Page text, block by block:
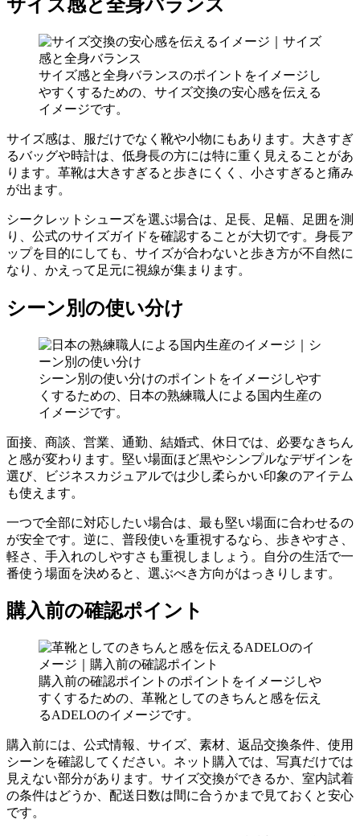
サイズ感と全身バランス
サイズ感と全身バランスのポイントをイメージし
やすくするための、サイズ交換の安心感を伝える
イメージです。
サイズ感は、服だけでなく靴や小物にもあります。大きすぎ
るバッグや時計は、低身長の方には特に重く見えることがあ
ります。革靴は大きすぎると歩きにくく、小さすぎると痛み
が出ます。
シークレットシューズを選ぶ場合は、足長、足幅、足囲を測
り、公式のサイズガイドを確認することが大切です。身長ア
ップを目的にしても、サイズが合わないと歩き方が不自然に
なり、かえって足元に視線が集まります。
シーン別の使い分け
シーン別の使い分けのポイントをイメージしやす
くするための、日本の熟練職人による国内生産の
イメージです。
面接、商談、営業、通勤、結婚式、休日では、必要なきちん
と感が変わります。堅い場面ほど黒やシンプルなデザインを
選び、ビジネスカジュアルでは少し柔らかい印象のアイテム
も使えます。
一つで全部に対応したい場合は、最も堅い場面に合わせるの
が安全です。逆に、普段使いを重視するなら、歩きやすさ、
軽さ、手入れのしやすさも重視しましょう。自分の生活で一
番使う場面を決めると、選ぶべき方向がはっきりします。
購入前の確認ポイント
購入前の確認ポイントのポイントをイメージしや
すくするための、革靴としてのきちんと感を伝え
るADELOのイメージです。
購入前には、公式情報、サイズ、素材、返品交換条件、使用
シーンを確認してください。ネット購入では、写真だけでは
見えない部分があります。サイズ交換ができるか、室内試着
の条件はどうか、配送日数は間に合うかまで見ておくと安心
です。